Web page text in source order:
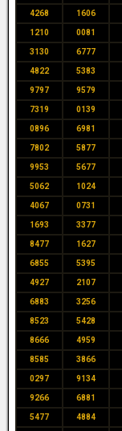
4268 1606
1210 0081
3130 6777
4822 5383
9797 9579
7319 0139
0896 6981
7802 5877
9953 5677
5062 1024
4067 0731
1693 3377
8477 1627
6855 5395
4927 2107
6883 3256
8523 5428
8666 4959
8585 3866
0297 9134
9266 6881
5477 4884